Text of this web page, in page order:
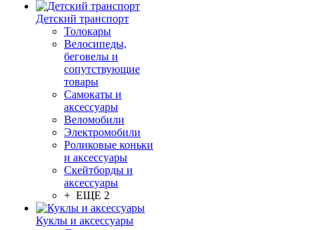
Детский транспорт
Толокары
Велосипеды,
беговелы и
сопутствующие
товары
Самокаты и
аксессуары
Веломобили
Электромобили
Роликовые коньки
и аксессуары
Скейтборды и
аксессуары
+ ЕЩЕ 2
Куклы и аксессуары